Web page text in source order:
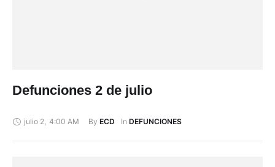
Defunciones 2 de julio
julio 2 4:00 AM By ECD In DEFUNCIONES